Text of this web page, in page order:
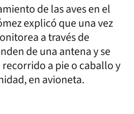
de las aves en el
explicó que una vez
a través de
de una antena y se
recorrido a pie o caballo y
en avioneta.